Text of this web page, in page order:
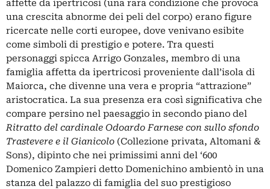
affette da ipertricosi (una rara condizione che provoca
una crescita abnorme dei peli del corpo) erano figure
ricercate nelle corti europee, dove venivano esibite
come simboli di prestigio e potere. Tra questi
personaggi spicca Arrigo Gonzales, membro di una
famiglia affetta da ipertricosi proveniente dall’isola di
Maiorca, che divenne una vera e propria “attrazione”
aristocratica. La sua presenza era così significativa che
compare persino nel paesaggio in secondo piano del
Ritratto del cardinale Odoardo Farnese con sullo sfondo
Trastevere e il Gianicolo (Collezione privata, Altomani &
Sons), dipinto che nei primissimi anni del ‘600
Domenico Zampieri detto Domenichino ambientò in una
stanza del palazzo di famiglia del suo prestigioso